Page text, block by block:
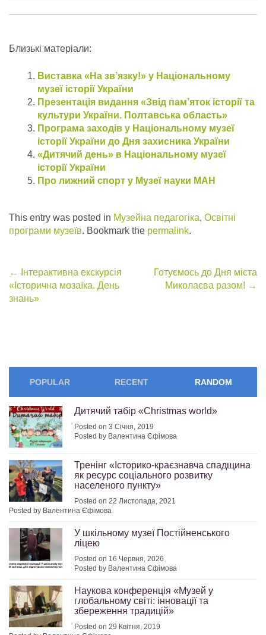
Близькі матеріали:
Виставка «На зв’язку!» у Національному
музеї історії України
Презентація видання «Звід пам’яток історії та
культури України. Полтавська область»
Програма заходів у Національному музеї
історії України до Дня захисника України
«Дитячий день» в Національному музеї
історії України
Про лижний спорт у Музеї науки МАН
This entry was posted in Музейна педагогіка, Освітні
програми музеїв. Bookmark the permalink.
Post
navigation
←
Інтерактивна екскурсія
«Історична мозаїка. День
знань»
Готуємось до Дня міста
Миколаєва разом! →
POPULAR RECENT RANDOM
Дитячий табір «Christmas world»
Posted on 3 Січня, 2019
Posted by Валентина Єфімова
Тренінг «Історико-краєзнавча спадщина
як ресурс соціального розвитку
населеного пункту»
Posted on 22 Листопада, 2021
Posted by Валентина Єфімова
У шкільному музеї Постійненського
ліцею
Posted on 16 Червня, 2026
Posted by Валентина Єфімова
Наукова конференція «Музей у
глобальному світі: інновації та
збереження традицій»
Posted on 29 Квітня, 2019